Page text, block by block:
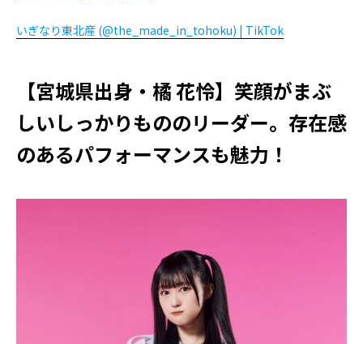
いぎなり東北産 (@the_made_in_tohoku) | TikTok
【宮城県出身・橘 花怜】笑顔がまぶ
しいしっかりもののリーダー。存在感
のあるパフォーマンスも魅力！